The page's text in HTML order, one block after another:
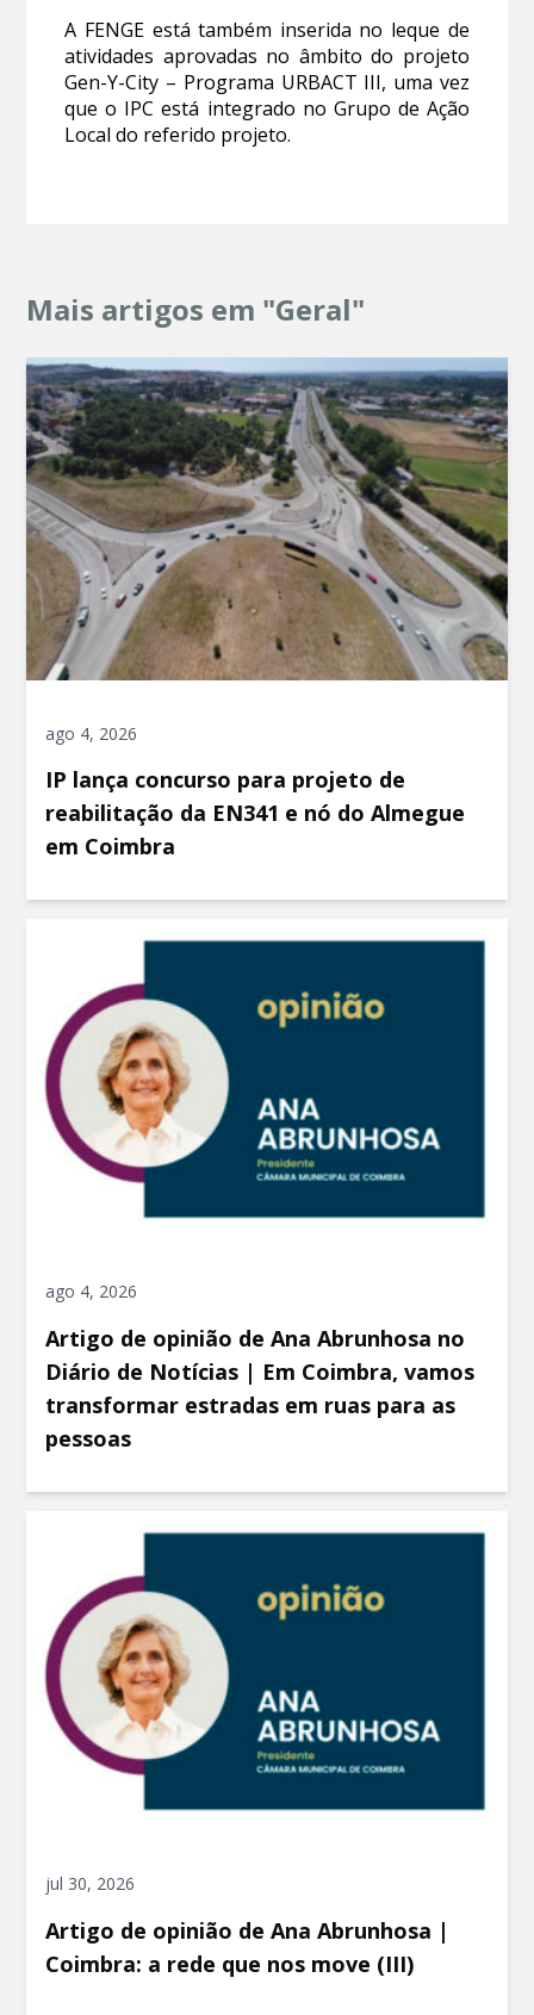
A FENGE está também inserida no leque de
atividades aprovadas no âmbito do projeto
Gen-Y-City – Programa URBACT III, uma vez
que o IPC está integrado no Grupo de Ação
Local do referido projeto.
Mais artigos em "Geral"
ago 4, 2026
IP lança concurso para projeto de
reabilitação da EN341 e nó do Almegue
em Coimbra
ago 4, 2026
Artigo de opinião de Ana Abrunhosa no
Diário de Notícias | Em Coimbra, vamos
transformar estradas em ruas para as
pessoas
jul 30, 2026
Artigo de opinião de Ana Abrunhosa |
Coimbra: a rede que nos move (III)